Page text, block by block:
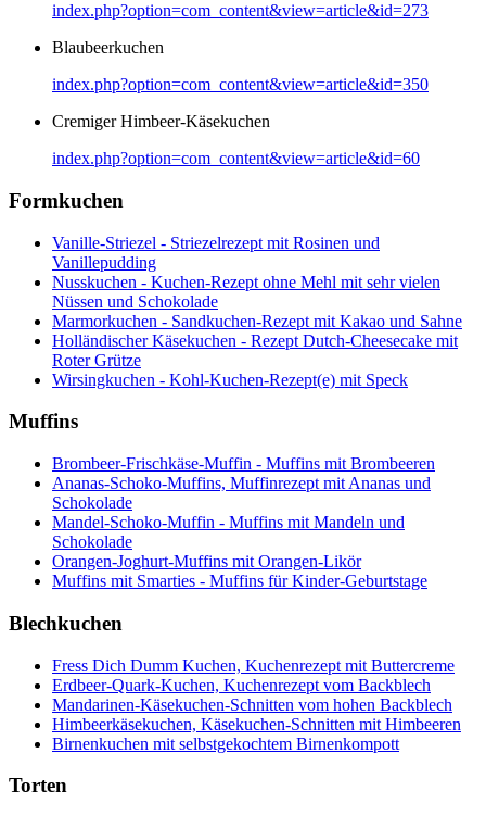
index.php?option=com_content&view=article&id=273
Blaubeerkuchen
index.php?option=com_content&view=article&id=350
Cremiger Himbeer-Käsekuchen
index.php?option=com_content&view=article&id=60
Formkuchen
Vanille-Striezel - Striezelrezept mit Rosinen und
Vanillepudding
Nusskuchen - Kuchen-Rezept ohne Mehl mit sehr vielen
Nüssen und Schokolade
Marmorkuchen - Sandkuchen-Rezept mit Kakao und Sahne
Holländischer Käsekuchen - Rezept Dutch-Cheesecake mit
Roter Grütze
Wirsingkuchen - Kohl-Kuchen-Rezept(e) mit Speck
Muffins
Brombeer-Frischkäse-Muffin - Muffins mit Brombeeren
Ananas-Schoko-Muffins, Muffinrezept mit Ananas und
Schokolade
Mandel-Schoko-Muffin - Muffins mit Mandeln und
Schokolade
Orangen-Joghurt-Muffins mit Orangen-Likör
Muffins mit Smarties - Muffins für Kinder-Geburtstage
Blechkuchen
Fress Dich Dumm Kuchen, Kuchenrezept mit Buttercreme
Erdbeer-Quark-Kuchen, Kuchenrezept vom Backblech
Mandarinen-Käsekuchen-Schnitten vom hohen Backblech
Himbeerkäsekuchen, Käsekuchen-Schnitten mit Himbeeren
Birnenkuchen mit selbstgekochtem Birnenkompott
Torten